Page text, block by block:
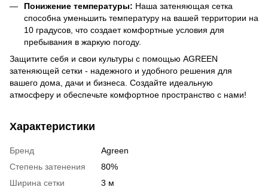
Понижение температуры: Наша затеняющая сетка
способна уменьшить температуру на вашей территории на
10 градусов, что создает комфортные условия для
пребывания в жаркую погоду.
Защитите себя и свои культуры с помощью AGREEN
затеняющей сетки - надежного и удобного решения для
вашего дома, дачи и бизнеса. Создайте идеальную
атмосферу и обеспечьте комфортное пространство с нами!
Характеристики
Бренд
Agreen
Степень затенения
80%
Ширина сетки
3 м